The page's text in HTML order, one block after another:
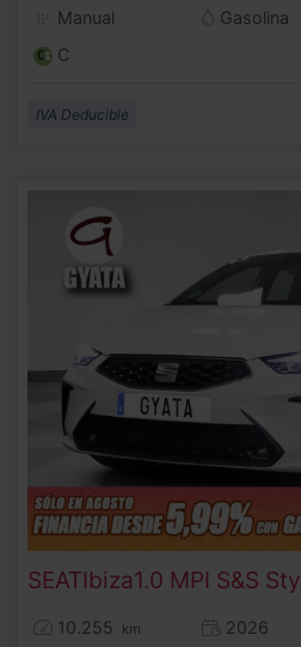
Manual
Gasolina
C
IVA Deducible
SEATIbiza
10.255 km
2026